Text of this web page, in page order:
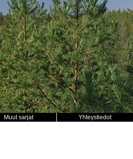
Muut sarjat Yhteystiedot